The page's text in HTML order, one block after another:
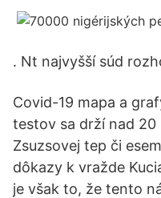
. Nt najvyšší súd
Covid-19 mapa a
testov sa drží nad 20
Zsuzsovej tep či
dôkazy k vražde
je však to, že tento